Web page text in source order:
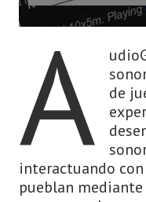
A
de
interactuando
pueblan